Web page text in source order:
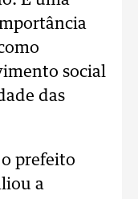
social
das
prefeito
a